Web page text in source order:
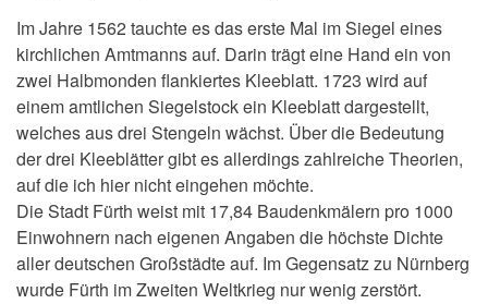
Im Jahre 1562 tauchte es das erste Mal im Siegel eines
kirchlichen Amtmanns auf. Darin trägt eine Hand ein von
zwei Halbmonden flankiertes Kleeblatt. 1723 wird auf
einem amtlichen Siegelstock ein Kleeblatt dargestellt,
welches aus drei Stengeln wächst. Über die Bedeutung
der drei Kleeblätter gibt es allerdings zahlreiche Theorien,
auf die ich hier nicht eingehen möchte.
Die Stadt Fürth weist mit 17,84 Baudenkmälern pro 1000
Einwohnern nach eigenen Angaben die höchste Dichte
aller deutschen Großstädte auf. Im Gegensatz zu Nürnberg
wurde Fürth im Zweiten Weltkrieg nur wenig zerstört.